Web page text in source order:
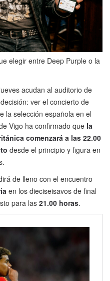
elegir entre Deep Purple o la
acudan al auditorio de
ver el concierto de
la selección española en el
Vigo ha confirmado que la
comenzará a las 22.00
desde el principio y figura en
de lleno con el encuentro
en los dieciseisavos de final
para las 21.00 horas.